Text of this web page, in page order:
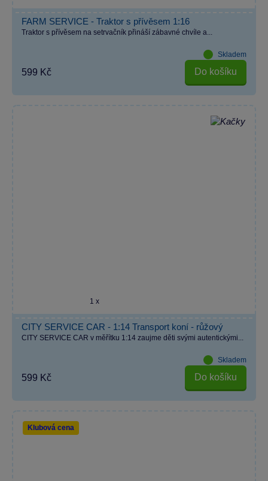
FARM SERVICE - Traktor s přívěsem 1:16
Traktor s přívěsem na setrvačník přináší zábavné chvíle a...
Skladem
599 Kč Do košíku
1 x
CITY SERVICE CAR - 1:14 Transport koní - růžový
CITY SERVICE CAR v měřítku 1:14 zaujme děti svými autentickými...
Skladem
599 Kč Do košíku
Klubová cena